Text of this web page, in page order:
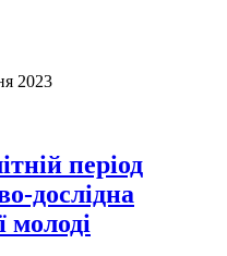
2023
період
дослідна
молоді